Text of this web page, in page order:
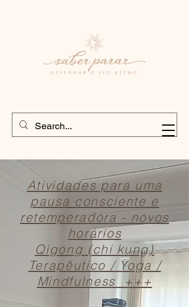
Atividades para uma
pausa consciente e
retemperadora - novos
horários
Qigong (chi kung)
Terapêutico / Yoga /
Mindfulness +++